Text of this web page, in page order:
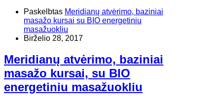
Paskelbtas Meridianų atvėrimo, baziniai
masažo kursai su BIO energetiniu
masažuokliu
Birželio 28, 2017
Meridianų atvėrimo, baziniai
masažo kursai, su BIO
energetiniu masažuokliu